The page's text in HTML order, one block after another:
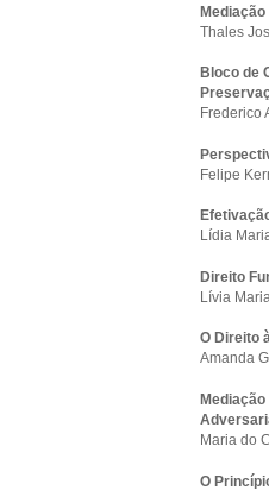
Thales
Bloco de
Frederico
Felipe
Lídia
Direito
Lívia
O Direito
Amanda
Maria do
O